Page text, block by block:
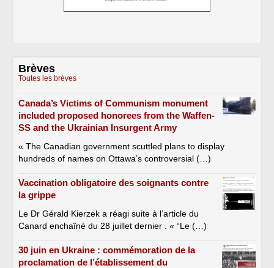
Brèves
Toutes les brèves
Canada’s Victims of Communism monument
included proposed honorees from the Waffen-
SS and the Ukrainian Insurgent Army
« The Canadian government scuttled plans to display
hundreds of names on Ottawa’s controversial (…)
Vaccination obligatoire des soignants contre
la grippe
Le Dr Gérald Kierzek a réagi suite à l’article du
Canard enchaîné du 28 juillet dernier . « “Le (…)
30 juin en Ukraine : commémoration de la
proclamation de l’établissement du